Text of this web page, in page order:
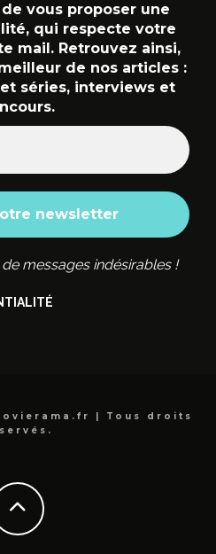
vous proposer une
qui respecte votre
mail. Retrouvez ainsi,
de nos articles :
séries, interviews et
messages indésirables !
| Tous droits